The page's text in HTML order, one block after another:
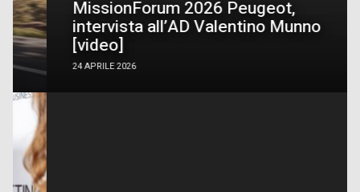
24 APRILE 2026
MissionForum 2026 Peugeot,
intervista all’AD Valentino Munno
[video]